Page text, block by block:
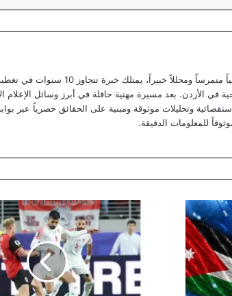
يعتبر يزن خوري صحفياً أردنياً متمرساً ومحللاً
في الأردن. بعد مسيرة مهنية حافلة في أبرز وسائل الإعلام
للمعلومات الدقيقة.
خسارة
مستهل
مشواره